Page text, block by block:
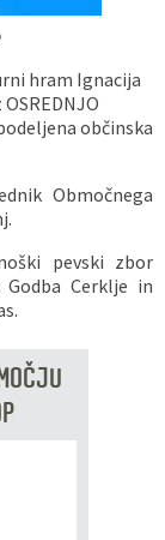
hram Ignacija
občinska
Območnega
pevski zbor
Cerklje in